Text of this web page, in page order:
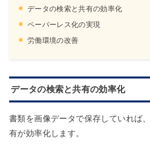
データの検索と共有の効率化
ペーパーレス化の実現
労働環境の改善
データの検索と共有の効率化
書類を画像データで保存していれば
有が効率化します。